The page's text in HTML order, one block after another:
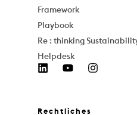
Framework
Playbook
Re : thinking
Helpdesk
Rechtliches